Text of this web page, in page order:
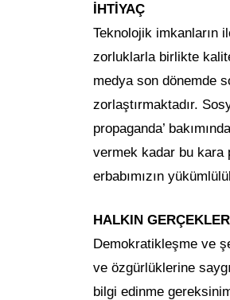
İHTİYAÇ
Teknolojik imkanların
zorluklarla birlikte
medya son dönemde
zorlaştırmaktadır.
propaganda’
vermek kadar bu kara
erbabımızın
HALKIN
Demokratikleşme ve
ve özgürlüklerine
bilgi edinme